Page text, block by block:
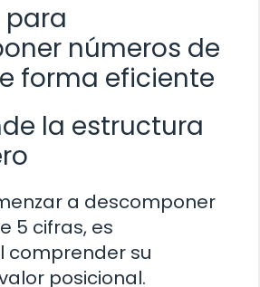
para
números de
forma eficiente
la estructura
a descomponer
5 cifras, es
comprender su
posicional.